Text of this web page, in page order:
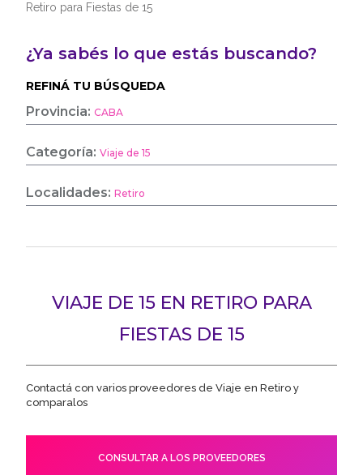
Retiro para Fiestas de 15
¿Ya sabés lo que estás buscando?
REFINÁ TU BÚSQUEDA
Provincia:CABA
Categoría:Viaje de 15
Localidades:Retiro
VIAJE DE 15 EN RETIRO PARA
FIESTAS DE 15
Contactá con varios proveedores de Viaje en Retiro y
comparalos
CONSULTAR A LOS PROVEEDORES